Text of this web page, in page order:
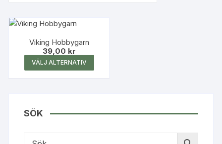
Viking Hobbygarn
39,00 kr
VÄLJ ALTERNATIV
här
De
SÖK